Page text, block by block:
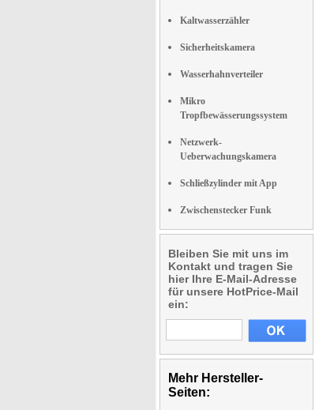
Kaltwasserzähler
Sicherheitskamera
Wasserhahnverteiler
Mikro
Tropfbewässerungssystem
Netzwerk-
Ueberwachungskamera
Schließzylinder mit App
Zwischenstecker Funk
Bleiben Sie mit uns im
Kontakt und tragen Sie
hier Ihre E-Mail-Adresse
für unsere HotPrice-Mail
ein:
Mehr Hersteller-
Seiten: